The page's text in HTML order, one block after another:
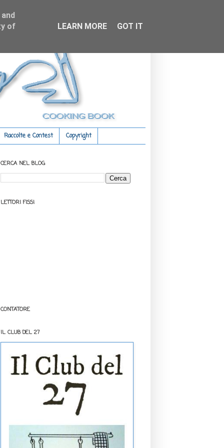
Raccolte e Contest Copyright
CERCA NEL BLOG
LETTORI FISSI
CONTATORE
IL CLUB DEL 27
of
LEARN MORE GOT IT